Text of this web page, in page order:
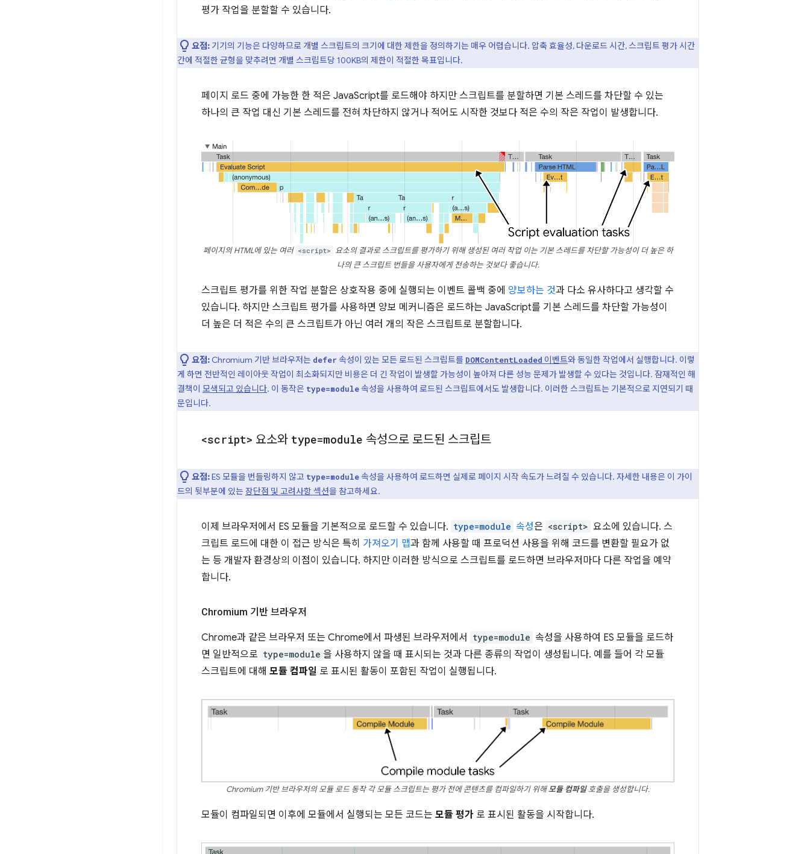
평가 작업을 분할할 수 있습니다.
요점: 기기의 기능은 다양하므로 개별 스크립트의 크기에 대한 제한을 정의하기는 매우 어렵습니다. 압축 효율성, 다운로드 시간, 스크립트 평가 시간
간에 적절한 균형을 맞추려면 개별 스크립트당 100KB의 제한이 적절한 목표입니다.
페이지 로드 중에 가능한 한 적은 JavaScript를 로드해야 하지만 스크립트를 분할하면 기본 스레드를 차단할 수 있는
하나의 큰 작업 대신 기본 스레드를 전혀 차단하지 않거나 적어도 시작한 것보다 적은 수의 작은 작업이 발생합니다.
페이지의 HTML에 있는 여러 <script> 요소의 결과로 스크립트를 평가하기 위해 생성된 여러 작업 이는 기본 스레드를 차단할 가능성이 더 높은 하
나의 큰 스크립트 번들을 사용자에게 전송하는 것보다 좋습니다.
스크립트 평가를 위한 작업 분할은 상호작용 중에 실행되는 이벤트 콜백 중에 양보하는 것과 다소 유사하다고 생각할 수
있습니다. 하지만 스크립트 평가를 사용하면 양보 메커니즘은 로드하는 JavaScript를 기본 스레드를 차단할 가능성이
더 높은 더 적은 수의 큰 스크립트가 아닌 여러 개의 작은 스크립트로 분할합니다.
요점: Chromium 기반 브라우저는 defer 속성이 있는 모든 로드된 스크립트를 DOMContentLoaded 이벤트와 동일한 작업에서 실행합니다. 이렇
게 하면 전반적인 레이아웃 작업이 최소화되지만 비용은 더 긴 작업이 발생할 가능성이 높아져 다른 성능 문제가 발생할 수 있다는 것입니다. 잠재적인 해
결책이 모색되고 있습니다. 이 동작은 type=module속성을 사용하여 로드된 스크립트에서도 발생합니다. 이러한 스크립트는 기본적으로 지연되기 때
문입니다.
<script> 요소와 type=module 속성으로 로드된 스크립트
요점:ES 모듈을 번들링하지 않고 type=module속성을 사용하여 로드하면 실제로 페이지 시작 속도가 느려질 수 있습니다. 자세한 내용은 이 가이
드의 뒷부분에 있는장단점 및 고려사항 섹션을 참고하세요.
이제 브라우저에서 ES 모듈을 기본적으로 로드할 수 있습니다. type=module 속성은 <script> 요소에 있습니다. 스
크립트 로드에 대한 이 접근 방식은 특히 가져오기 맵과 함께 사용할 때 프로덕션 사용을 위해 코드를 변환할 필요가 없
는 등 개발자 환경상의 이점이 있습니다. 하지만 이러한 방식으로 스크립트를 로드하면 브라우저마다 다른 작업을 예약
합니다.
Chromium 기반 브라우저
Chrome과 같은 브라우저 또는 Chrome에서 파생된 브라우저에서 type=module 속성을 사용하여 ES 모듈을 로드하
면 일반적으로 type=module 을 사용하지 않을 때 표시되는 것과 다른 종류의 작업이 생성됩니다. 예를 들어 각 모듈
스크립트에 대해 모듈 컴파일 로 표시된 활동이 포함된 작업이 실행됩니다.
Chromium 기반 브라우저의 모듈 로드 동작 각 모듈 스크립트는 평가 전에 콘텐츠를 컴파일하기 위해모듈 컴파일호출을 생성합니다.
모듈이 컴파일되면 이후에 모듈에서 실행되는 모든 코드는 모듈 평가 로 표시된 활동을 시작합니다.